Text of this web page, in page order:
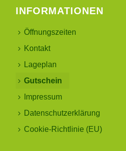
INFORMATIONEN
Öffnungszeiten
Kontakt
Lageplan
Gutschein
Impressum
Datenschutzerklärung
Cookie-Richtlinie (EU)